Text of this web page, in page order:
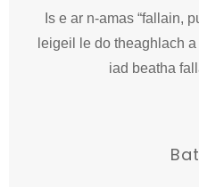
Is e ar n-amas “fallain,
leigeil le do theaghlach
iad beatha